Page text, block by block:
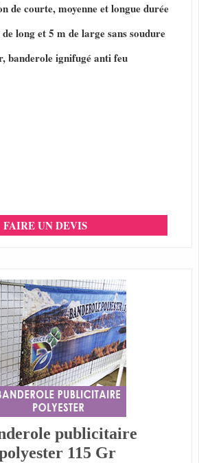
de courte, moyenne et longue durée
long et 5 m de large sans soudure
banderole ignifugé anti feu
FAIRE UN DEVIS
publicitaire
115 Gr